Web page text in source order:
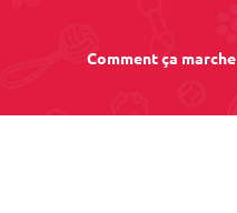
Comment ça marche